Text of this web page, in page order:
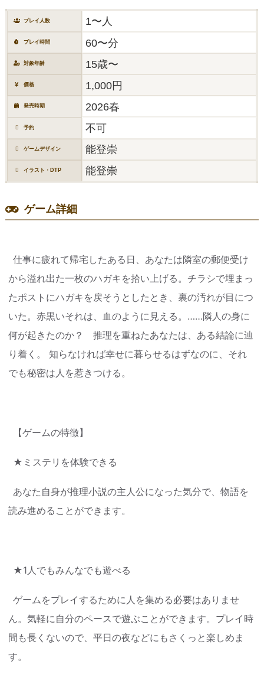
プレイ人数 1〜人
プレイ時間 60〜分
対象年齢 15歳〜
価格 1,000円
発売時期 2026春
予約 不可
ゲームデザイン 能登崇
イラスト・DTP 能登崇
ゲーム詳細
仕事に疲れて帰宅したある日、あなたは隣室の郵便受け
から溢れ出た一枚のハガキを拾い上げる。チラシで埋まっ
たポストにハガキを戻そうとしたとき、裏の汚れが目につ
いた。赤黒いそれは、血のように見える。……隣人の身に
何が起きたのか？ 推理を重ねたあなたは、ある結論に辿
り着く。 知らなければ幸せに暮らせるはずなのに、それ
でも秘密は人を惹きつける。
【ゲームの特徴】
★ミステリを体験できる
あなた自身が推理小説の主人公になった気分で、物語を
読み進めることができます。
★1人でもみんなでも遊べる
ゲームをプレイするために人を集める必要はありませ
ん。気軽に自分のペースで遊ぶことができます。プレイ時
間も長くないので、平日の夜などにもさくっと楽しめま
す。